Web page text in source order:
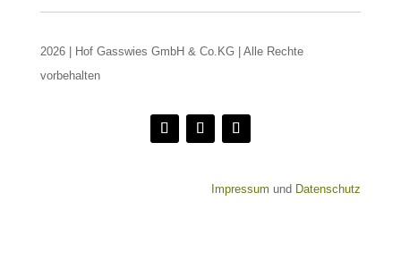
2026 | Hof Gasswies GmbH & Co.KG | Alle Rechte
vorbehalten
Impressum und Datenschutz